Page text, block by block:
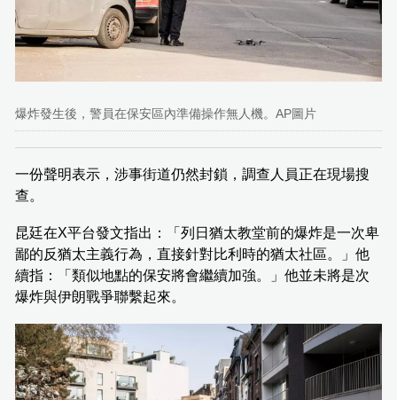
爆炸發生後，警員在保安區內準備操作無人機。AP圖片
一份聲明表示，涉事街道仍然封鎖，調查人員正在現場搜
查。
昆廷在X平台發文指出：「列日猶太教堂前的爆炸是一次卑
鄙的反猶太主義行為，直接針對比利時的猶太社區。」他
續指：「類似地點的保安將會繼續加強。」他並未將是次
爆炸與伊朗戰爭聯繫起來。